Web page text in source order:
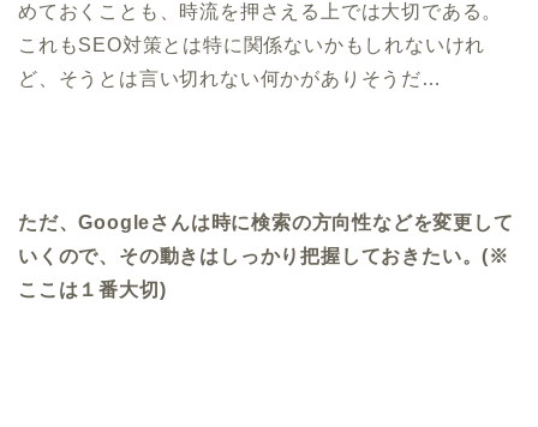
めておくことも、時流を押さえる上では大切である。
これもSEO対策とは特に関係ないかもしれないけれ
ど、そうとは言い切れない何かがありそうだ…
ただ、Googleさんは時に検索の方向性などを変更して
いくので、その動きはしっかり把握しておきたい。(※
ここは１番大切)